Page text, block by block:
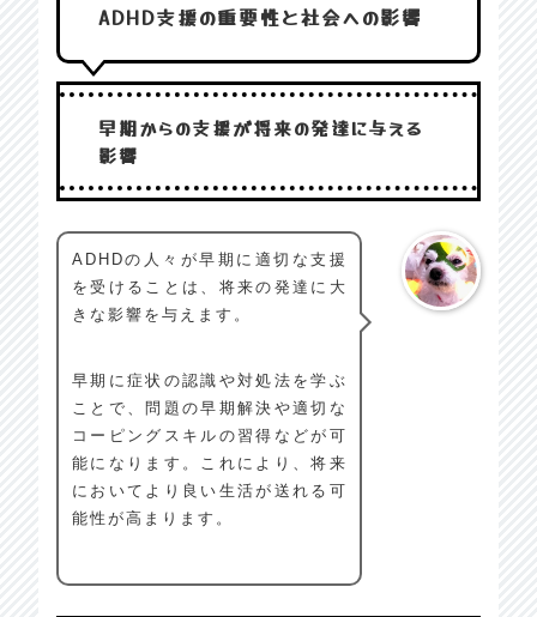
ADHD支援の重要性と社会への影響
早期からの支援が将来の発達に与える
影響
ADHDの人々が早期に適切な支援
を受けることは、将来の発達に大
きな影響を与えます。
早期に症状の認識や対処法を学ぶ
ことで、問題の早期解決や適切な
コーピングスキルの習得などが可
能になります。これにより、将来
においてより良い生活が送れる可
能性が高まります。